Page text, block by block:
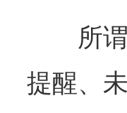
所
提醒、